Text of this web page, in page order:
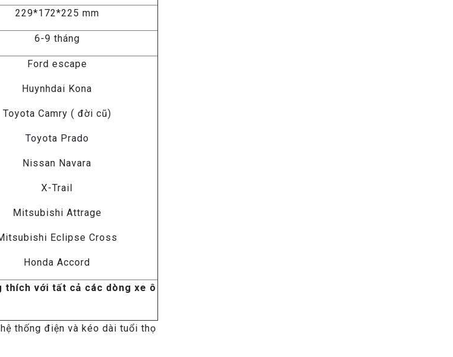
229*172*225 mm
6-9 tháng
Ford escape
Huynhdai Kona
Toyota Camry ( đời cũ)
Toyota Prado
Nissan Navara
X-Trail
Mitsubishi Attrage
Eclipse Cross
Honda Accord
thích với tất cả các dòng xe ô
thống điện và kéo dài tuổi thọ